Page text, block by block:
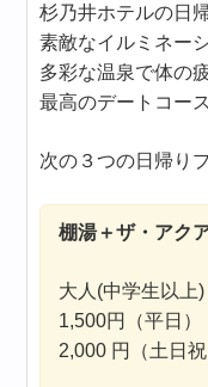
杉乃井ホテルの日
素敵なイルミネー
多彩な温泉で体の
最高のデートコー
次の３つの日帰り
棚湯＋ザ・アク
大人(中学生以上)
1,500円（平日）
2,000 円（土日祝